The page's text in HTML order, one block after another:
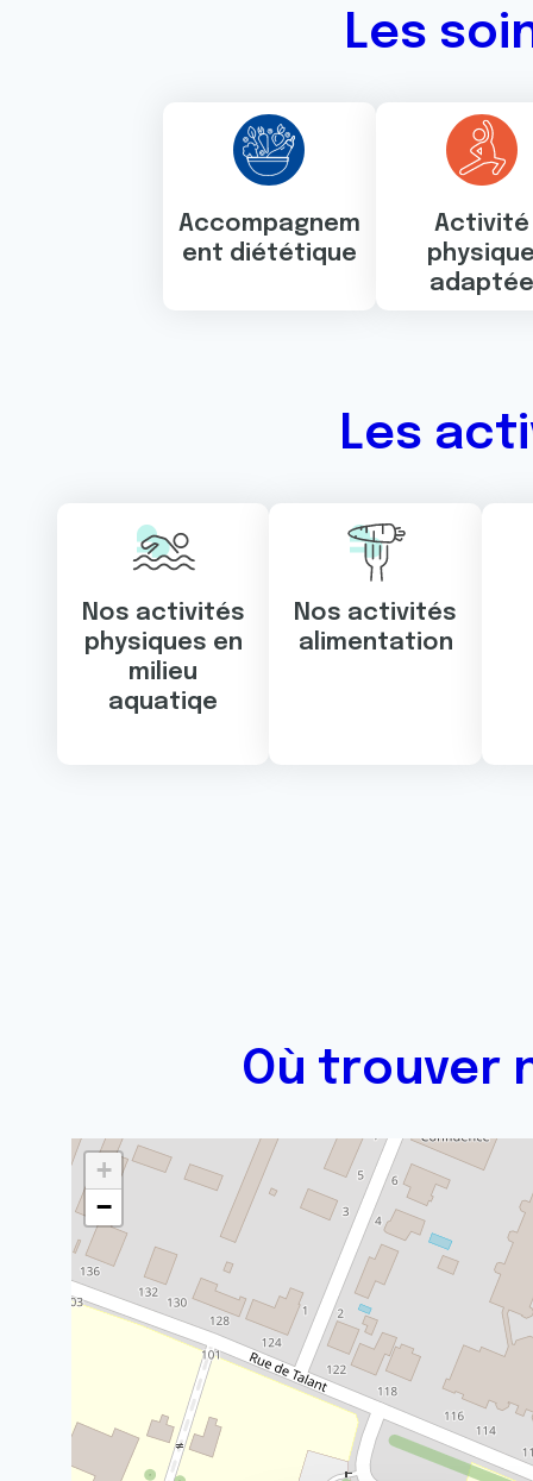
Les
Accompagnem
ent diététique
Activité
physique
adaptée
Les
Nos activités
physiques en
milieu
aquatiqe
Nos activités
alimentation
Où trouver
+
−